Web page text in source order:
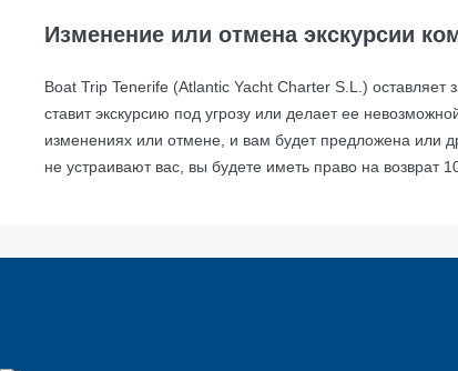
Изменение или отмена экскурсии
Boat Trip Tenerife (Atlantic Yacht Charter S.L.)
ставит экскурсию под угрозу или делает ее
изменениях или отмене, и вам будет предложена или
не устраивают вас, вы будете иметь право на